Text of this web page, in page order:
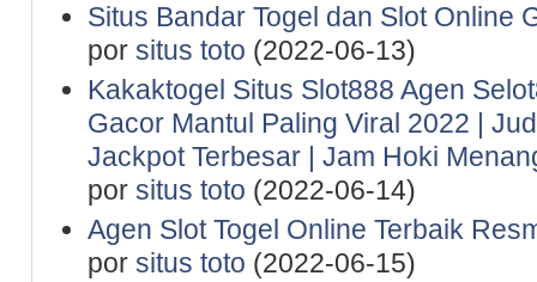
Situs Bandar Togel dan Slot Online
por situs toto (2022-06-13)
Kakaktogel Situs Slot888 Agen
Gacor Mantul Paling Viral 2022 |
Jackpot Terbesar | Jam Hoki
por situs toto (2022-06-14)
Agen Slot Togel Online Terbaik
por situs toto (2022-06-15)